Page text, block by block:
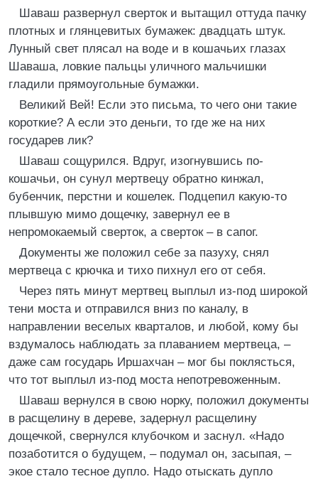
Шаваш развернул сверток и вытащил оттуда пачку
плотных и глянцевитых бумажек: двадцать штук.
Лунный свет плясал на воде и в кошачьих глазах
Шаваша, ловкие пальцы уличного мальчишки
гладили прямоугольные бумажки.
Великий Вей! Если это письма, то чего они такие
короткие? А если это деньги, то где же на них
государев лик?
Шаваш сощурился. Вдруг, изогнувшись по-
кошачьи, он сунул мертвецу обратно кинжал,
бубенчик, перстни и кошелек. Подцепил какую-то
плывшую мимо дощечку, завернул ее в
непромокаемый сверток, а сверток – в сапог.
Документы же положил себе за пазуху, снял
мертвеца с крючка и тихо пихнул его от себя.
Через пять минут мертвец выплыл из-под широкой
тени моста и отправился вниз по каналу, в
направлении веселых кварталов, и любой, кому бы
вздумалось наблюдать за плаванием мертвеца, –
даже сам государь Иршахчан – мог бы поклясться,
что тот выплыл из-под моста непотревоженным.
Шаваш вернулся в свою норку, положил документы
в расщелину в дереве, задернул расщелину
дощечкой, свернулся клубочком и заснул. «Надо
позаботится о будущем, – подумал он, засыпая, –
экое стало тесное дупло. Надо отыскать дупло